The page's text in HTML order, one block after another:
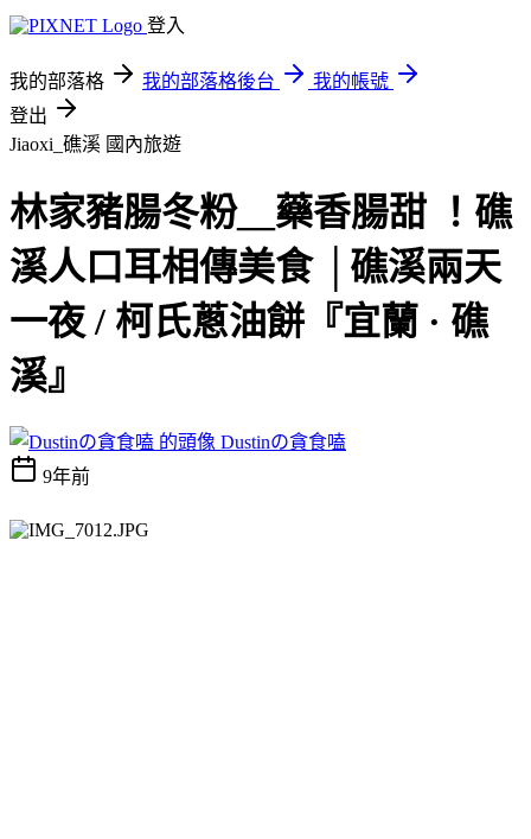
登入
我的部落格 我的部落格後台
我的帳號
登出
Jiaoxi_礁溪 國內旅遊
林家豬腸冬粉__藥香腸甜 ！礁
溪人口耳相傳美食 │礁溪兩天
一夜 / 柯氏蔥油餅『宜蘭 · 礁
溪』
Dustinの貪食嗑
9年前